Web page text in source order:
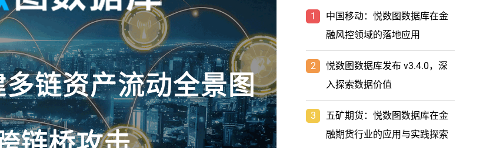
1
中国移动：悦数图数据库在金
融风控领域的落地应用
2
悦数图数据库发布 v3.4.0，深
入探索数据价值
3
五矿期货：悦数图数据库在金
融期货行业的应用与实践探索